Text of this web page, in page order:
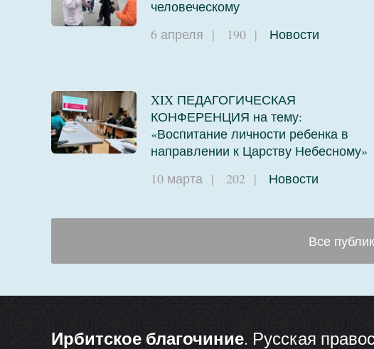
человеческому
6 апреля | 190 | Новости
XIX ПЕДАГОГИЧЕСКАЯ
КОНФЕРЕНЦИЯ на тему:
«Воспитание личности ребенка в
направлении к Царству Небесному»
10 марта | 202 | Новости
Все
Ирбитское благочиние. Русская